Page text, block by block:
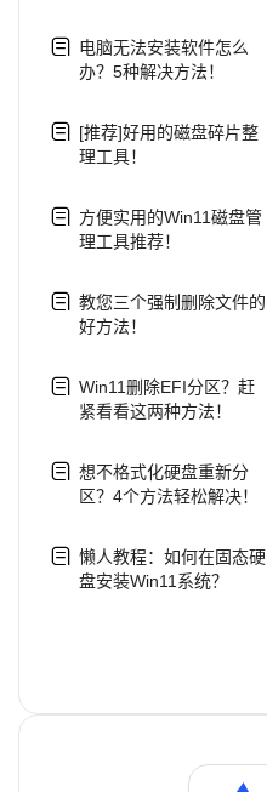
电脑无法安装软件怎么
办？5种解决方法！
[推荐]好用的磁盘碎片整
理工具！
方便实用的Win11磁盘管
理工具推荐！
教您三个强制删除文件的
好方法！
Win11删除EFI分区？赶
紧看看这两种方法！
想不格式化硬盘重新分
区？4个方法轻松解决！
懒人教程：如何在固态硬
盘安装Win11系统？